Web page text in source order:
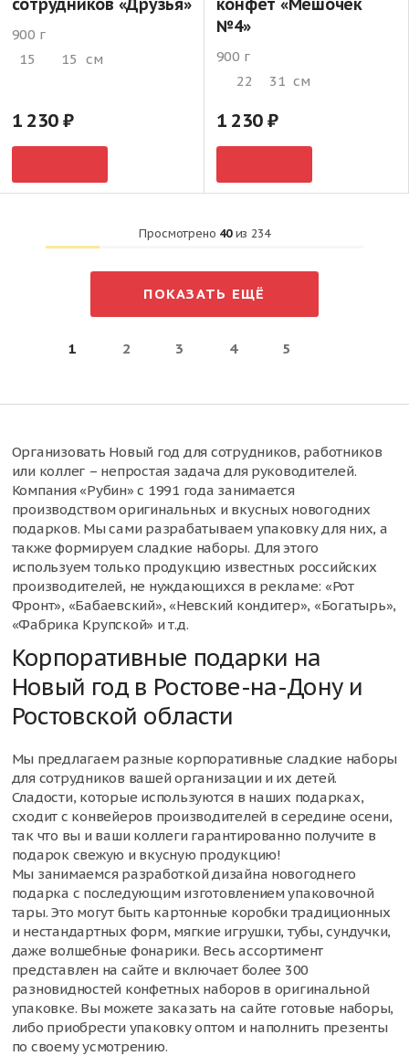
900 г
15
15 см
1 230
№4»
900 г
22
31 см
1 230
Просмотрено 40из 234
ПОКАЗАТЬ ЕЩЁ
1 2 3 4 5
Организовать Новый год для сотрудников, работников
или коллег – непростая задача для руководителей.
Компания «Рубин» с 1991 года занимается
производством оригинальных и вкусных новогодних
подарков. Мы сами разрабатываем упаковку для них, а
также формируем сладкие наборы. Для этого
используем только продукцию известных российских
производителей, не нуждающихся в рекламе: «Рот
Фронт», «Бабаевский», «Невский кондитер», «Богатырь»,
«Фабрика Крупской» и т.д.
Корпоративные подарки на
Новый год в Ростове-на-Дону и
Ростовской области
Мы предлагаем разные корпоративные сладкие наборы
для сотрудников вашей организации и их детей.
Сладости, которые используются в наших подарках,
сходит с конвейеров производителей в середине осени,
так что вы и ваши коллеги гарантированно получите в
подарок свежую и вкусную продукцию!
Мы занимаемся разработкой дизайна новогоднего
подарка с последующим изготовлением упаковочной
тары. Это могут быть картонные коробки традиционных
и нестандартных форм, мягкие игрушки, тубы, сундучки,
даже волшебные фонарики. Весь ассортимент
представлен на сайте и включает более 300
разновидностей конфетных наборов в оригинальной
упаковке. Вы можете заказать на сайте готовые наборы,
либо приобрести упаковку оптом и наполнить презенты
по своему усмотрению.